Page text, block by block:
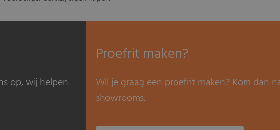
op, wij helpen
Proefrit maken?
Wil je graag een proefrit maken? Kom dan
showrooms.